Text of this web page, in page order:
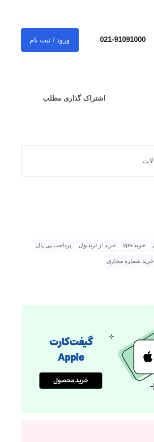
ورود / ثبت نام
اشتراک گذاری مطلب
خرید vps خرید از ترندیول
پرداخت پی پال
خرید شماره مجازی